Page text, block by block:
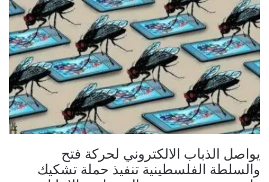
يواصل الذباب الالكتروني لحركة فتح
والسلطة الفلسطينية تنفيذ حملة تشكيك